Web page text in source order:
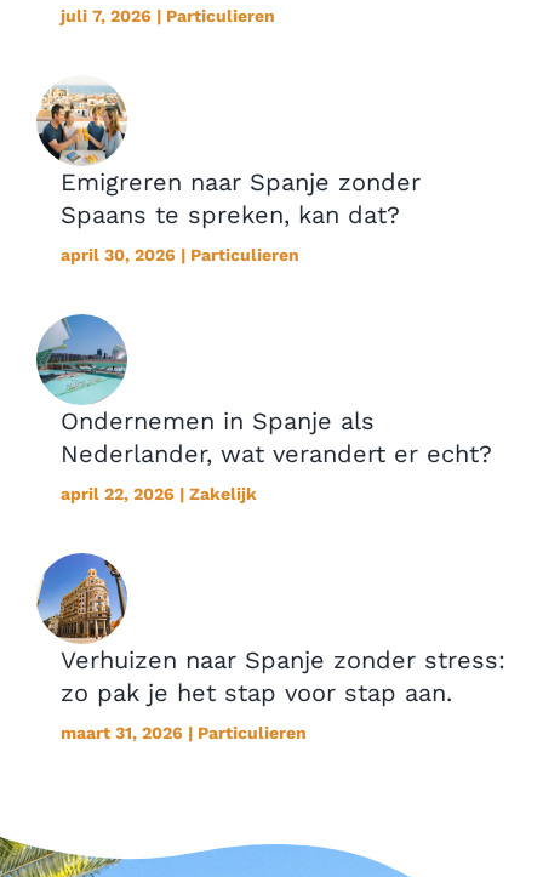
juli 7, 2026 | Particulieren
Emigreren naar Spanje zonder
Spaans te spreken, kan dat?
april 30, 2026 | Particulieren
Ondernemen in Spanje als
Nederlander, wat verandert er echt?
april 22, 2026 | Zakelijk
Verhuizen naar Spanje zonder stress:
zo pak je het stap voor stap aan.
maart 31, 2026 | Particulieren